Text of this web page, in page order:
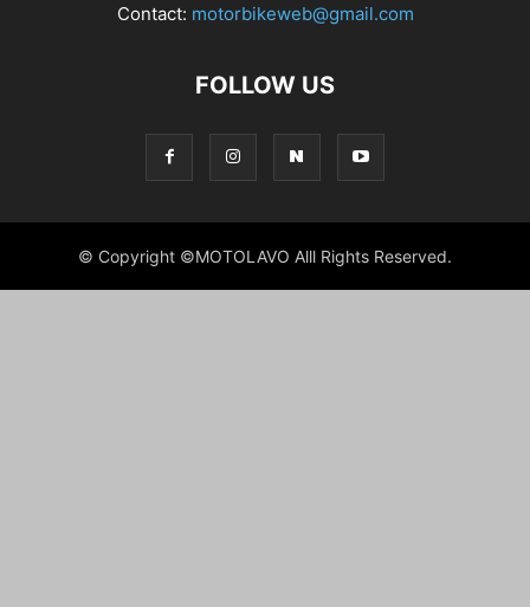
Contact: motorbikeweb@gmail.com
FOLLOW US
© Copyright ©MOTOLAVO Alll Rights Reserved.